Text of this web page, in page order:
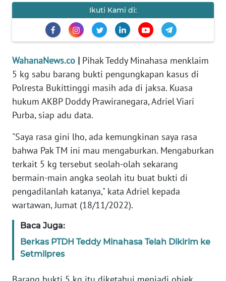
Ikuti Kami di:
WahanaNews.co | Pihak Teddy Minahasa menklaim
5 kg sabu barang bukti pengungkapan kasus di
Polresta Bukittinggi masih ada di jaksa. Kuasa
hukum AKBP Doddy Prawiranegara, Adriel Viari
Purba, siap adu data.
"Saya rasa gini lho, ada kemungkinan saya rasa
bahwa Pak TM ini mau mengaburkan. Mengaburkan
terkait 5 kg tersebut seolah-olah sekarang
bermain-main angka seolah itu buat bukti di
pengadilanlah katanya," kata Adriel kepada
wartawan, Jumat (18/11/2022).
Baca Juga:
Berkas PTDH Teddy Minahasa Telah Dikirim ke
Setmilpres
PENDIDIKAN
OLAHRAGA
OPINI
EDITORIAL
Informasi
INDEKS
BERITA
KONTAK
IKLAN
TENTANG